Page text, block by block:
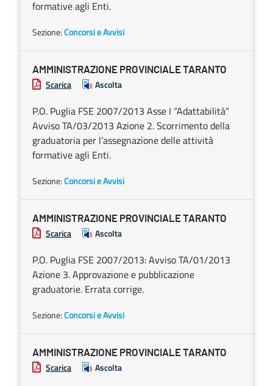
formative agli Enti.
Sezione:Concorsi e Avvisi
AMMINISTRAZIONE PROVINCIALE TARANTO
Scarica Ascolta
P.O. Puglia FSE 2007/2013 Asse I “Adattabilità”
Avviso TA/03/2013 Azione 2. Scorrimento della
graduatoria per l’assegnazione delle attività
formative agli Enti.
Sezione:Concorsi e Avvisi
AMMINISTRAZIONE PROVINCIALE TARANTO
Scarica Ascolta
P.O. Puglia FSE 2007/2013: Avviso TA/01/2013
Azione 3. Approvazione e pubblicazione
graduatorie. Errata corrige.
Sezione:Concorsi e Avvisi
AMMINISTRAZIONE PROVINCIALE TARANTO
Scarica Ascolta